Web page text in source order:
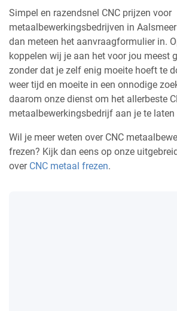
Simpel en razendsnel CNC prijzen voor
metaalbewerkingsbedrijven in
dan meteen het aanvraagformulier in.
koppelen wij je aan het voor jou meest
zonder dat je zelf enig moeite hoeft te
weer tijd en moeite in een onnodige
daarom onze dienst om het allerbeste
metaalbewerkingsbedrijf aan je te laten
Wil je meer weten over CNC
frezen? Kijk dan eens op onze
over CNC metaal frezen.